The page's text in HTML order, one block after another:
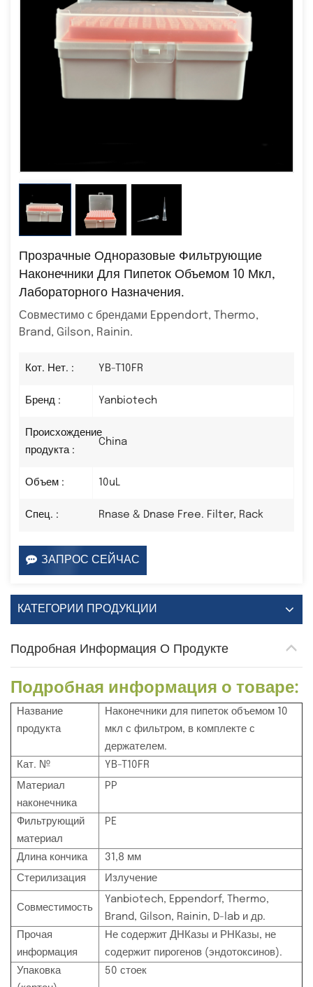
Прозрачные Одноразовые Фильтрующие
Наконечники Для Пипеток Объемом 10 Мкл,
Лабораторного Назначения.
Совместимо с брендами Eppendort, Thermo,
Brand, Gilson, Rainin.
Кот. Нет. : YB-T10FR
Бренд : Yanbiotech
Происхождение
продукта :
China
Объем : 10uL
Спец. : Rnase & Dnase Free. Filter, Rack
ЗАПРОС СЕЙЧАС
КАТЕГОРИИ ПРОДУКЦИИ
Подробная Информация О Продукте
Подробная информация о товаре:
Название
продукта
Наконечники для пипеток объемом 10
мкл с фильтром, в комплекте с
держателем.
Кат. №
YB-T10FR
Материал
наконечника
PP
Фильтрующий
материал
PE
Длина кончика
31,8 мм
Стерилизация
Излучение
Совместимость
Yanbiotech, Eppendorf, Thermo,
Brand, Gilson, Rainin, D-lab и др.
Прочая
информация
Не содержит ДНКазы и РНКазы, не
содержит пирогенов (эндотоксинов).
Упаковка
50 стоек